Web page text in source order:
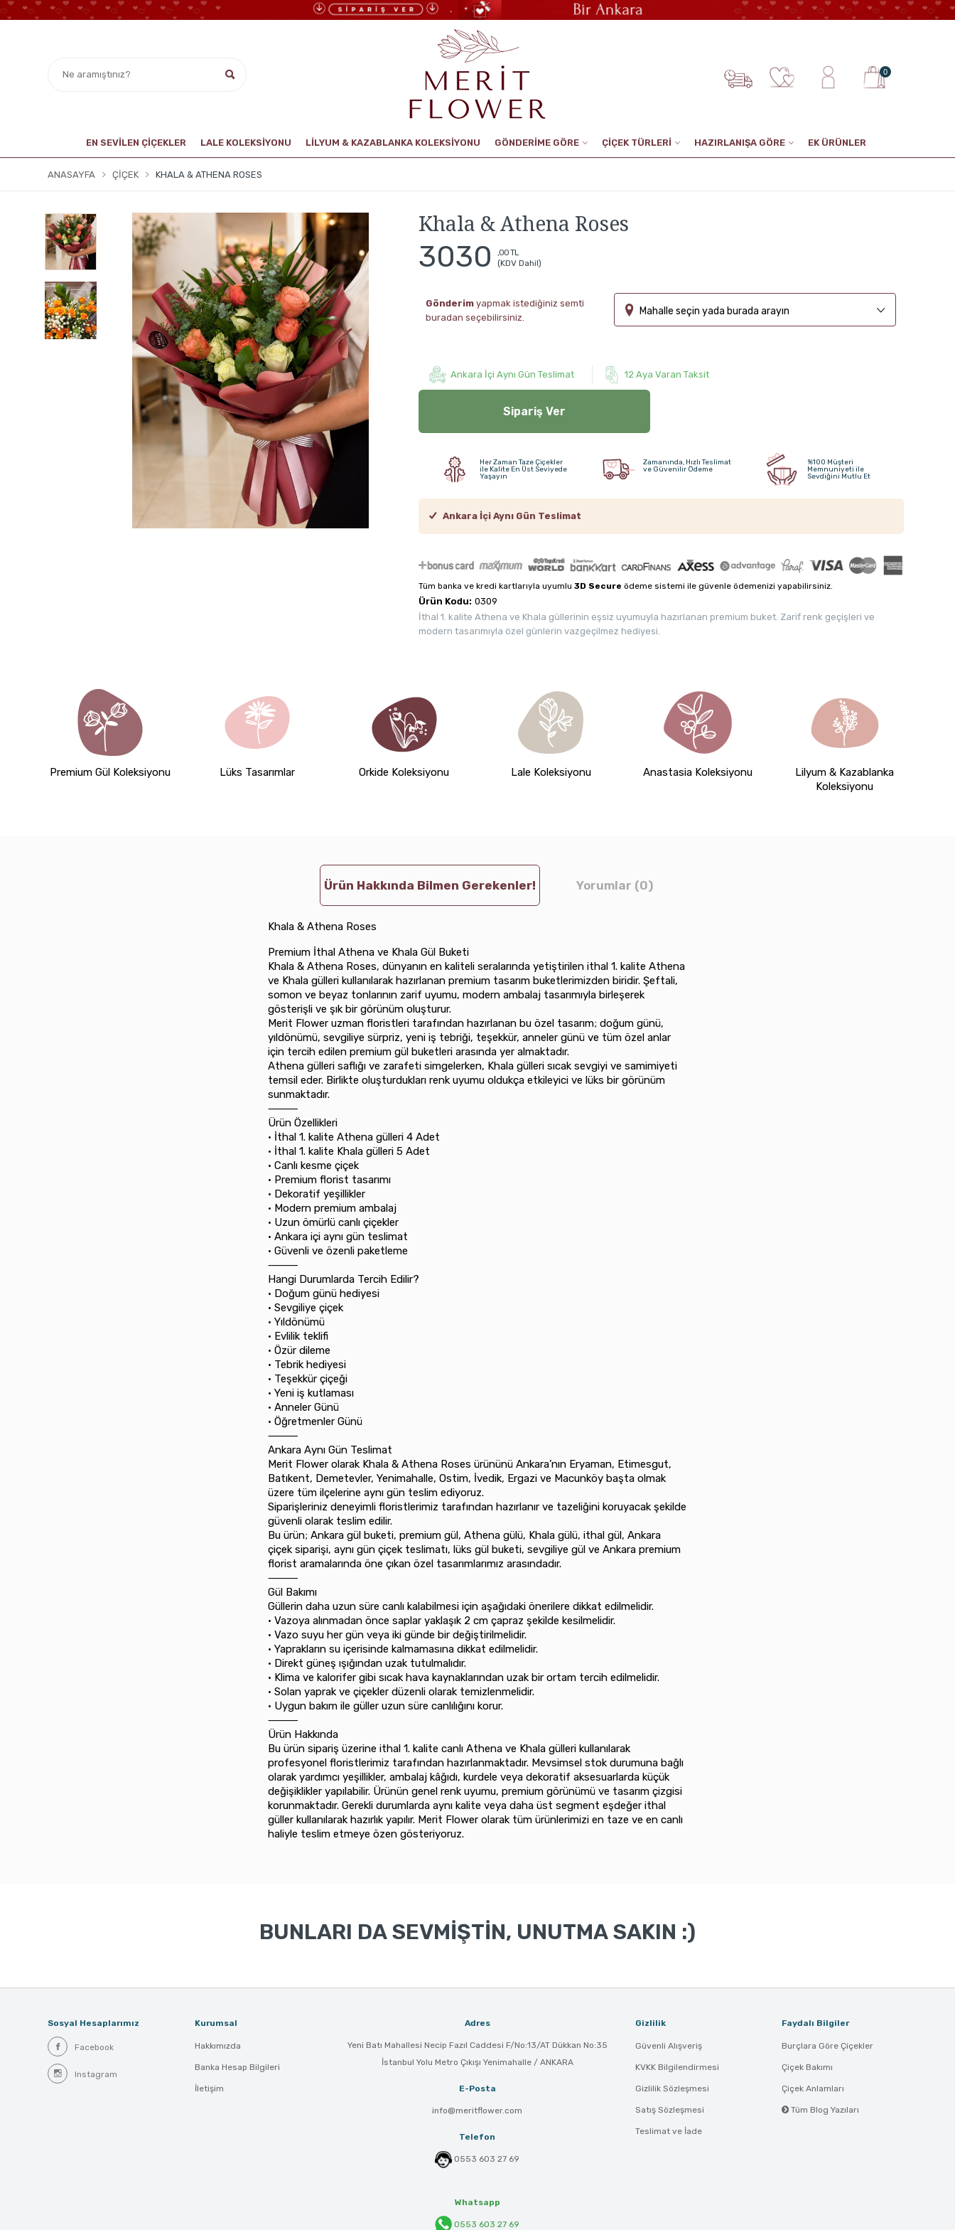
0
EN SEVİLEN ÇİÇEKLER LALE KOLEKSIYONU LİLYUM & KAZABLANKA KOLEKSİYONU GÖNDERİME GÖRE ÇİÇEK TÜRLERİ HAZIRLANIŞA GÖRE EK ÜRÜNLER
ANASAYFA ÇIÇEK KHALA & ATHENA ROSES
Khala & Athena Roses
3030
,00 TL
(KDV Dahil)
Gönderimyapmak istediğiniz semti
buradan seçebilirsiniz.
Mahalle seçin yada burada arayın
Ankara İçi Aynı Gün Teslimat 12 Aya Varan Taksit
Sipariş Ver
Her Zaman Taze Çiçekler
ile Kalite En Üst Seviyede
Yaşayın
Zamanında, Hızlı Teslimat
ve Güvenilir Ödeme
%100 Müşteri
Memnuniyeti ile
Sevdiğini Mutlu Et
Ankara İçi Aynı Gün Teslimat
Tüm banka ve kredi kartlarıyla uyumlu 3D Secure ödeme sistemi ile güvenle ödemenizi yapabilirsiniz.
Ürün Kodu: 0309
İthal 1. kalite Athena ve Khala güllerinin eşsiz uyumuyla hazırlanan premium buket. Zarif renk geçişleri ve
modern tasarımıyla özel günlerin vazgeçilmez hediyesi.
Premium Gül Koleksiyonu Lüks Tasarımlar Orkide Koleksiyonu Lale Koleksiyonu Anastasia Koleksiyonu
Lilyum & Kazablanka
Koleksiyonu
Ürün Hakkında Bilmen Gerekenler! Yorumlar (0)
Khala & Athena Roses
Premium İthal Athena ve Khala Gül Buketi
Khala & Athena Roses, dünyanın en kaliteli seralarında yetiştirilen ithal 1. kalite Athena
ve Khala gülleri kullanılarak hazırlanan premium tasarım buketlerimizden biridir. Şeftali,
somon ve beyaz tonlarının zarif uyumu, modern ambalaj tasarımıyla birleşerek
gösterişli ve şık bir görünüm oluşturur.
Merit Flower uzman floristleri tarafından hazırlanan bu özel tasarım; doğum günü,
yıldönümü, sevgiliye sürpriz, yeni iş tebriği, teşekkür, anneler günü ve tüm özel anlar
için tercih edilen premium gül buketleri arasında yer almaktadır.
Athena gülleri saflığı ve zarafeti simgelerken, Khala gülleri sıcak sevgiyi ve samimiyeti
temsil eder. Birlikte oluşturdukları renk uyumu oldukça etkileyici ve lüks bir görünüm
sunmaktadır.
⸻
Ürün Özellikleri
•⁠ ⁠İthal 1. kalite Athena gülleri 4 Adet
•⁠ ⁠İthal 1. kalite Khala gülleri 5 Adet
•⁠ ⁠Canlı kesme çiçek
•⁠ ⁠Premium florist tasarımı
•⁠ ⁠Dekoratif yeşillikler
•⁠ ⁠Modern premium ambalaj
•⁠ ⁠Uzun ömürlü canlı çiçekler
•⁠ ⁠Ankara içi aynı gün teslimat
•⁠ ⁠Güvenli ve özenli paketleme
⸻
Hangi Durumlarda Tercih Edilir?
•⁠ ⁠Doğum günü hediyesi
•⁠ ⁠Sevgiliye çiçek
•⁠ ⁠Yıldönümü
•⁠ ⁠Evlilik teklifi
•⁠ ⁠Özür dileme
•⁠ ⁠Tebrik hediyesi
•⁠ ⁠Teşekkür çiçeği
•⁠ ⁠Yeni iş kutlaması
•⁠ ⁠Anneler Günü
•⁠ ⁠Öğretmenler Günü
⸻
Ankara Aynı Gün Teslimat
Merit Flower olarak Khala & Athena Roses ürününü Ankara’nın Eryaman, Etimesgut,
Batıkent, Demetevler, Yenimahalle, Ostim, İvedik, Ergazi ve Macunköy başta olmak
üzere tüm ilçelerine aynı gün teslim ediyoruz.
Siparişleriniz deneyimli floristlerimiz tarafından hazırlanır ve tazeliğini koruyacak şekilde
güvenli olarak teslim edilir.
Bu ürün; Ankara gül buketi, premium gül, Athena gülü, Khala gülü, ithal gül, Ankara
çiçek siparişi, aynı gün çiçek teslimatı, lüks gül buketi, sevgiliye gül ve Ankara premium
florist aramalarında öne çıkan özel tasarımlarımız arasındadır.
⸻
Gül Bakımı
Güllerin daha uzun süre canlı kalabilmesi için aşağıdaki önerilere dikkat edilmelidir.
•⁠ ⁠Vazoya alınmadan önce saplar yaklaşık 2 cm çapraz şekilde kesilmelidir.
•⁠ ⁠Vazo suyu her gün veya iki günde bir değiştirilmelidir.
•⁠ ⁠Yaprakların su içerisinde kalmamasına dikkat edilmelidir.
•⁠ ⁠Direkt güneş ışığından uzak tutulmalıdır.
•⁠ ⁠Klima ve kalorifer gibi sıcak hava kaynaklarından uzak bir ortam tercih edilmelidir.
•⁠ ⁠Solan yaprak ve çiçekler düzenli olarak temizlenmelidir.
•⁠ ⁠Uygun bakım ile güller uzun süre canlılığını korur.
⸻
Ürün Hakkında
Bu ürün sipariş üzerine ithal 1. kalite canlı Athena ve Khala gülleri kullanılarak
profesyonel floristlerimiz tarafından hazırlanmaktadır. Mevsimsel stok durumuna bağlı
olarak yardımcı yeşillikler, ambalaj kâğıdı, kurdele veya dekoratif aksesuarlarda küçük
değişiklikler yapılabilir. Ürünün genel renk uyumu, premium görünümü ve tasarım çizgisi
korunmaktadır. Gerekli durumlarda aynı kalite veya daha üst segment eşdeğer ithal
güller kullanılarak hazırlık yapılır. Merit Flower olarak tüm ürünlerimizi en taze ve en canlı
haliyle teslim etmeye özen gösteriyoruz.
BUNLARI DA SEVMİŞTİN, UNUTMA SAKIN :)
Sosyal Hesaplarımız
Facebook
Instagram
Kurumsal
Hakkımızda
Banka Hesap Bilgileri
İletişim
Adres
Yeni Batı Mahallesi Necip Fazıl Caddesi F/No:13/AT Dükkan No:35
İstanbul Yolu Metro Çıkışı Yenimahalle / ANKARA
E-Posta
info@meritflower.com
Telefon
0553 603 27 69
Whatsapp
0553 603 27 69
Gizlilik
Güvenli Alışveriş
KVKK Bilgilendirmesi
Gizlilik Sözleşmesi
Satış Sözleşmesi
Teslimat ve İade
Faydalı Bilgiler
Burçlara Göre Çiçekler
Çiçek Bakımı
Çiçek Anlamları
Tüm Blog Yazıları